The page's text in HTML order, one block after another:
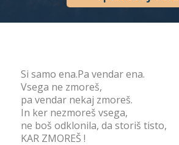
Si samo ena.Pa vendar ena.
Vsega ne zmoreš,
pa vendar nekaj zmoreš.
In ker nezmoreš vsega,
ne boš odklonila, da storiš tisto,
KAR ZMOREŠ !